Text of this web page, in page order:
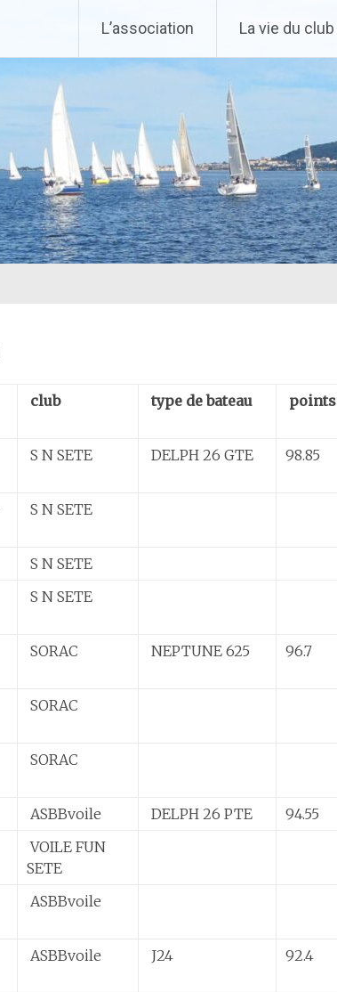
L’association La vie du club
club type de bateau points
S N SETE DELPH 26 GTE 98.85
S N SETE
S N SETE
S N SETE
SORAC NEPTUNE 625 96.7
SORAC
SORAC
ASBBvoile DELPH 26 PTE
94.55
VOILE FUN
SETE
ASBBvoile
ASBBvoile J24 92.4